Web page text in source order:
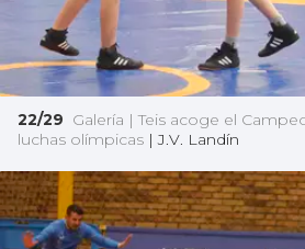
22/29 Galería | Teis acoge el
luchas olímpicas |J.V. Landín